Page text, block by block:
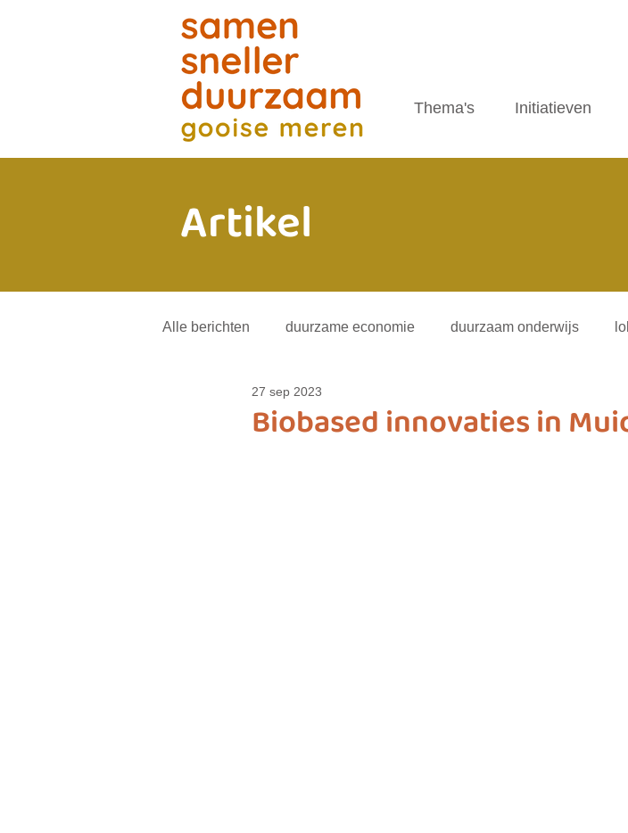
Thema's Initiatieven
Artikel
Alle berichten duurzame economie duurzaam onderwijs
energietransitieBiobased innovaties in
27 sep 2023